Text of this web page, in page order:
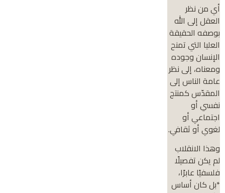
أي من نظر
العقل إلى الله
بوصفه الحقيقة
العليا التي تمنح
الإنسان وجوده
ومعناه، إلى نظر
عامة الناس إلى
المقدّس كمنتج
نفسي أو
اجتماعي أو
لغوي أو ثقافي.
وهذا الانقلاب
لم يكن تفصيلًا
فلسفيًا عابرًا،
*بل كان أساس